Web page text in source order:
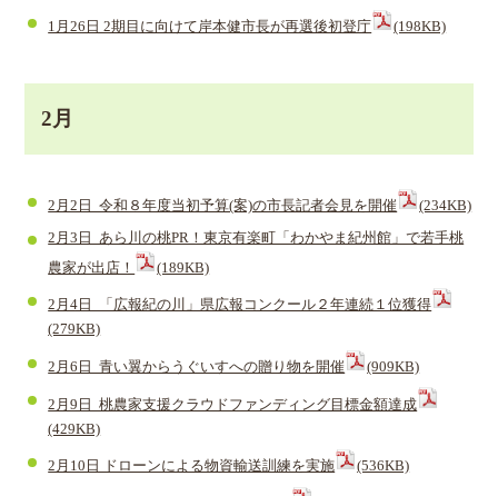
1月26日 2期目に向けて岸本健市長が再選後初登庁 (198KB)
2月
2月2日 令和８年度当初予算(案)の市長記者会見を開催 (234KB)
2月3日 あら川の桃PR！東京有楽町「わかやま紀州館」で若手桃
農家が出店！
(189KB)
2月4日 「広報紀の川」県広報コンクール２年連続１位獲得
(279KB)
2月6日 青い翼からうぐいすへの贈り物を開催 (909KB)
2月9日 桃農家支援クラウドファンディング目標金額達成
(429KB)
2月10日 ドローンによる物資輸送訓練を実施 (536KB)